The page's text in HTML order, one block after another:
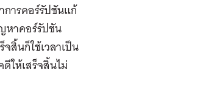
ารคอร์รัปชันแก้
หาคอร์รัปชัน
สิ้นก็ใช้เวลาเป็น
ให้เสร็จสิ้นไม่